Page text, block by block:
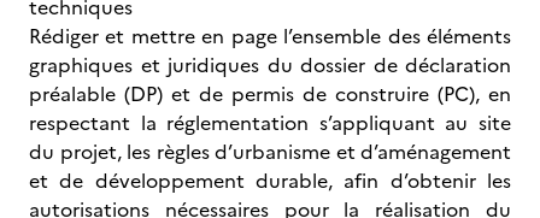
techniques
Rédiger et mettre en page l’ensemble des éléments
graphiques et juridiques du dossier de déclaration
préalable (DP) et de permis de construire (PC), en
respectant la réglementation s’appliquant au site
du projet, les règles d’urbanisme et d’aménagement
et de développement durable, afin d’obtenir les
autorisations nécessaires pour la réalisation du